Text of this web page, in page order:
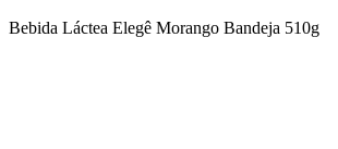
Bebida Láctea Elegê Morango Bandeja 510g